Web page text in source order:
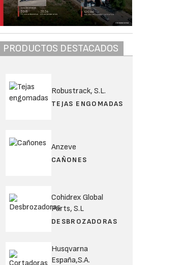
PRODUCTOS DESTACADOS
Robustrack, S.L.
TEJAS ENGOMADAS
Anzeve
CAÑONES
Cohidrex Global
Parts, S.L
DESBROZADORAS
Husqvarna
España,S.A.